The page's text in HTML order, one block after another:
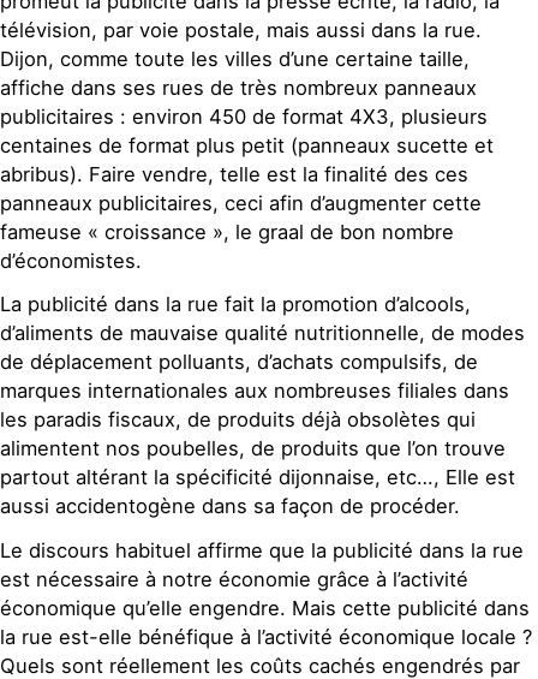
télévision, par voie postale, mais aussi dans la rue.
Dijon, comme toute les villes d’une certaine taille,
affiche dans ses rues de très nombreux panneaux
publicitaires : environ 450 de format 4X3, plusieurs
centaines de format plus petit (panneaux sucette et
abribus). Faire vendre, telle est la finalité des ces
panneaux publicitaires, ceci afin d’augmenter cette
fameuse « croissance », le graal de bon nombre
d’économistes.
La publicité dans la rue fait la promotion d’alcools,
d’aliments de mauvaise qualité nutritionnelle, de modes
de déplacement polluants, d’achats compulsifs, de
marques internationales aux nombreuses filiales dans
les paradis fiscaux, de produits déjà obsolètes qui
alimentent nos poubelles, de produits que l’on trouve
partout altérant la spécificité dijonnaise, etc…, Elle est
aussi accidentogène dans sa façon de procéder.
Le discours habituel affirme que la publicité dans la rue
est nécessaire à notre économie grâce à l’activité
économique qu’elle engendre. Mais cette publicité dans
la rue est-elle bénéfique à l’activité économique locale ?
Quels sont réellement les coûts cachés engendrés par